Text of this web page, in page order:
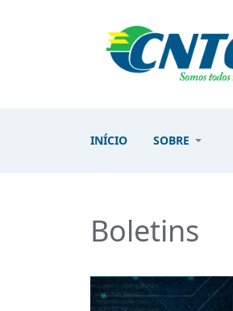
INÍCIO SOBRE
Boletins